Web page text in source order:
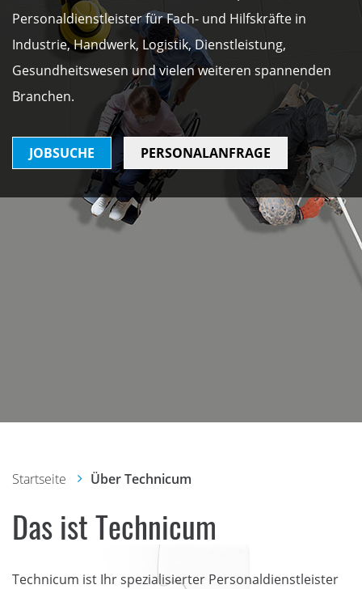
Personaldienstleister für Fach- und Hilfskräfte in
Industrie, Handwerk, Logistik, Dienstleistung,
Gesundheitswesen und vielen weiteren spannenden
Branchen.
JOBSUCHE PERSONALANFRAGE
Startseite Über Technicum
Das ist Technicum
Technicum ist Ihr spezialisierter Personaldienstleister